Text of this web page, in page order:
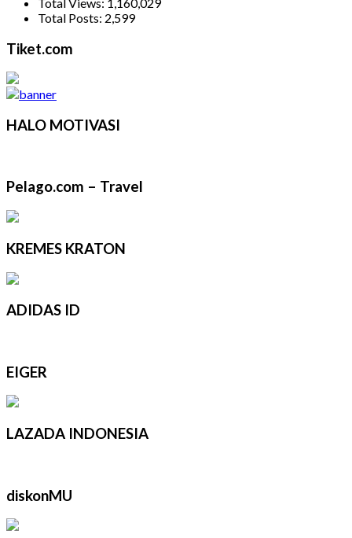
Total Posts: 2,599
Tiket.com
HALO MOTIVASI
Pelago.com – Travel
KREMES KRATON
ADIDAS ID
EIGER
LAZADA INDONESIA
diskonMU